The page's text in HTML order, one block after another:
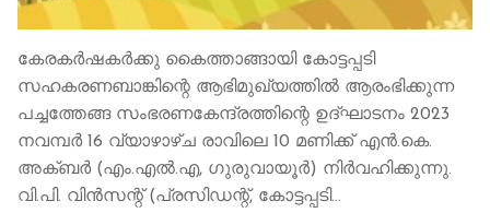
കേരകർഷകർക്കു കൈത്താങ്ങായി കോട്ടപ്പടി
സഹകരണബാങ്കിന്റെ ആഭിമുഖ്യത്തില്‍ ആരംഭിക്കുന്ന
പച്ചത്തേങ്ങ സംഭരണകേന്ദ്രത്തിന്റെ ഉദ്ഘാടനം 2023
നവമ്പര്‍ 16 വ്യാഴാഴ്ച രാവിലെ 10 മണിക്ക് എൻ.കെ.
അക്ബർ (എം.എൽ.എ, ഗുരുവായൂർ) നിർവഹിക്കുന്നു.
വി.പി. വിന്‍സന്റ് (പ്രസിഡന്റ്, കോട്ടപ്പടി…